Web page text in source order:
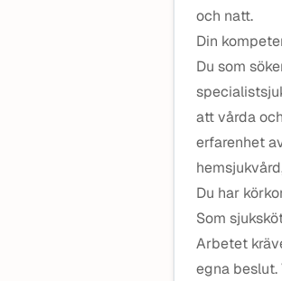
och natt.
Din
Du som
att vårda
erfarenhet
Du har
Som
Arbetet
egna